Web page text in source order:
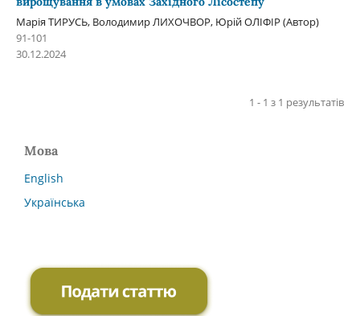
Марія ТИРУСЬ, Володимир ЛИХОЧВОР, Юрій ОЛІФІР (Автор)
91-101
30.12.2024
1 - 1 з 1 результатів
Мова
English
Українська